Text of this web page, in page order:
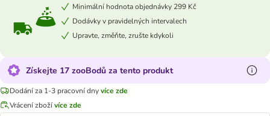
Minimální hodnota objednávky 299 Kč
Dodávky v pravidelných intervalech
Upravte, změňte, zrušte kdykoli
Získejte 17 zooBodů za tento produkt
Dodání za 1-3 pracovní dnyvíce zde
Vrácení zbožívíce zde